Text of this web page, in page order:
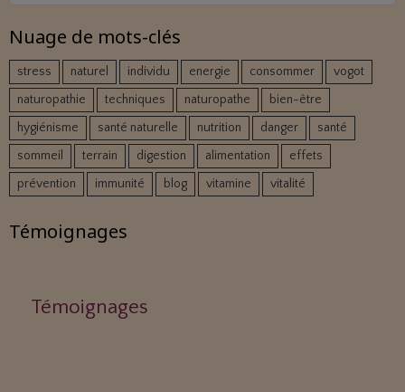
Nuage de mots-clés
stress naturel individu energie consommer
vogot
naturopathie
techniques naturopathe
bien-être
hygiénisme
santé naturelle nutrition danger
santé
sommeil
terrain digestion alimentation
effets
prévention
immunité blog vitamine vitalité
Témoignages
Témoignages